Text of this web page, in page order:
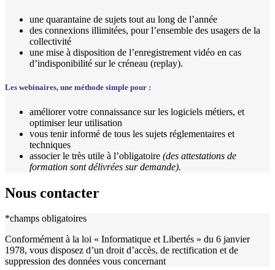
une quarantaine de sujets tout au long de l’année
des connexions illimitées, pour l’ensemble des usagers de la
collectivité
une mise à disposition de l’enregistrement vidéo en cas
d’indisponibilité sur le créneau (replay).
Les webinaires, une méthode simple pour :
améliorer votre connaissance sur les logiciels métiers, et
optimiser leur utilisation
vous tenir informé de tous les sujets réglementaires et
techniques
associer le très utile à l’obligatoire (des attestations de
formation sont délivrées sur demande).
Nous contacter
*champs obligatoires
Conformément à la loi « Informatique et Libertés » du 6 janvier
1978, vous disposez d’un droit d’accès, de rectification et de
suppression des données vous concernant